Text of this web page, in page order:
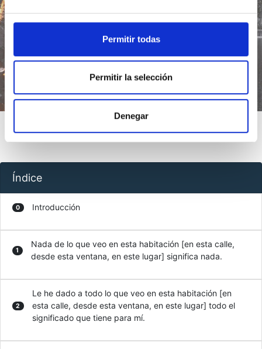
Permitir todas
Permitir la selección
Denegar
Introducción
Índice
0 Introducción
1
Nada de lo que veo en esta habitación [en esta calle,
desde esta ventana, en este lugar] significa nada.
2
Le he dado a todo lo que veo en esta habitación [en
esta calle, desde esta ventana, en este lugar] todo el
significado que tiene para mí.